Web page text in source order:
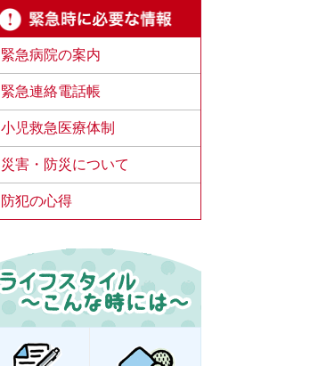
緊急病院の案内
緊急連絡電話帳
小児救急医療体制
災害・防災について
防犯の心得